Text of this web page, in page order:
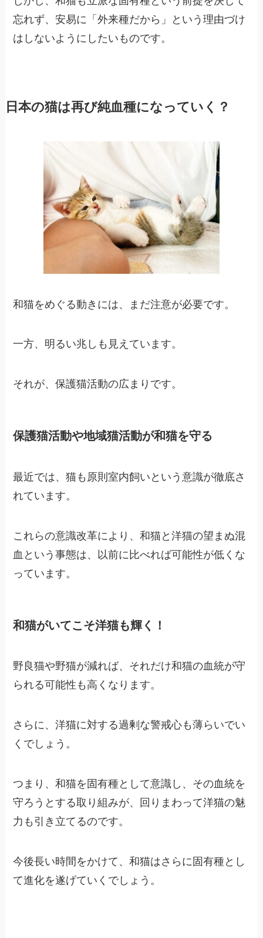
忘れず、安易に「外来種だから」という理由づけ
はしないようにしたいものです。
日本の猫は再び純血種になっていく？
和猫をめぐる動きには、まだ注意が必要です。
一方、明るい兆しも見えています。
それが、保護猫活動の広まりです。
保護猫活動や地域猫活動が和猫を守る
最近では、猫も原則室内飼いという意識が徹底さ
れています。
これらの意識改革により、和猫と洋猫の望まぬ混
血という事態は、以前に比べれば可能性が低くな
っています。
和猫がいてこそ洋猫も輝く！
野良猫や野猫が減れば、それだけ和猫の血統が守
られる可能性も高くなります。
さらに、洋猫に対する過剰な警戒心も薄らいでい
くでしょう。
つまり、和猫を固有種として意識し、その血統を
守ろうとする取り組みが、回りまわって洋猫の魅
力も引き立てるのです。
今後長い時間をかけて、和猫はさらに固有種とし
て進化を遂げていくでしょう。